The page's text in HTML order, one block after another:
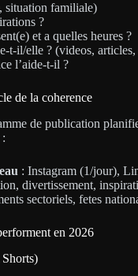
situation familiale)
?
et a quelles heures ?
t-il/elle ? (videos,
l’aide-t-il ?
de la coherence
de publication
: Instagram (1/jour),
divertissement,
sectoriels, fetes
en 2026